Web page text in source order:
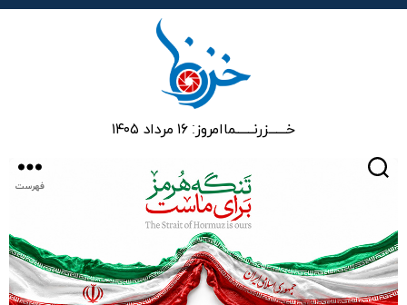
خـــــــزرنـــــــماامروز: ۱۶ مرداد ۱۴۰۵
فهرست